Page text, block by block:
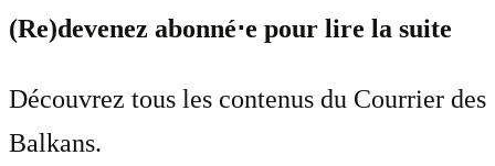
(Re)devenez abonné⋅e pour lire la suite
Découvrez tous les contenus du Courrier des
Balkans.